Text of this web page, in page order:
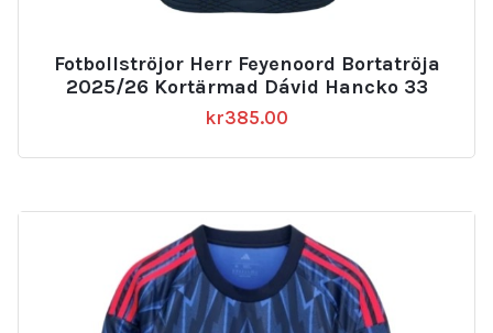
Fotbollströjor Herr Feyenoord Bortatröja
2025/26 Kortärmad Dávid Hancko 33
kr385.00